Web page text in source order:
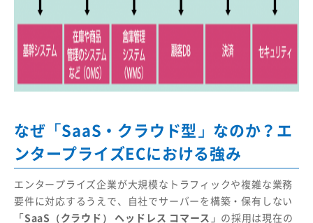
なぜ「SaaS・クラウド型」なのか？エ
ンタープライズECにおける強み
エンタープライズ企業が大規模なトラフィックや複雑な業務
要件に対応するうえで、自社でサーバーを構築・保有しない
「SaaS（クラウド） ヘッドレス コマース」 の採用は現在の